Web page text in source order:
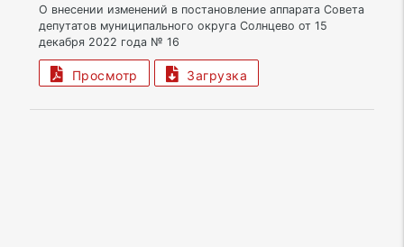
О внесении изменений в постановление аппарата Совета
депутатов муниципального округа Солнцево от 15
декабря 2022 года № 16
Просмотр Загрузка